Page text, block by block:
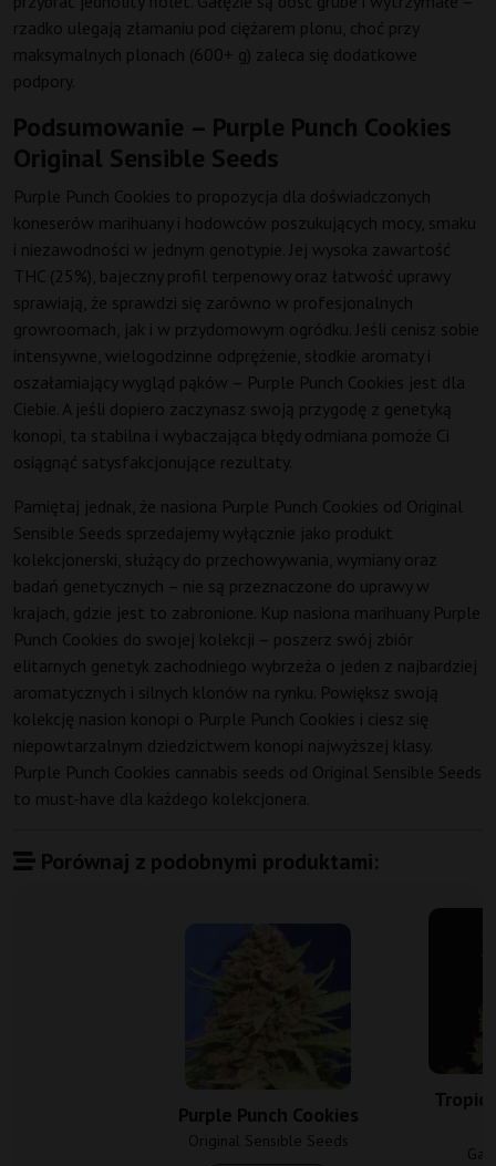
rzadko ulegają złamaniu pod ciężarem plonu, choć przy
maksymalnych plonach (600+ g) zaleca się dodatkowe
podpory.
Podsumowanie – Purple Punch Cookies
Original Sensible Seeds
Purple Punch Cookies to propozycja dla doświadczonych
koneserów marihuany i hodowców poszukujących mocy, smaku
i niezawodności w jednym genotypie. Jej wysoka zawartość
THC (25%), bajeczny profil terpenowy oraz łatwość uprawy
sprawiają, że sprawdzi się zarówno w profesjonalnych
growroomach, jak i w przydomowym ogródku. Jeśli cenisz sobie
intensywne, wielogodzinne odprężenie, słodkie aromaty i
oszałamiający wygląd pąków – Purple Punch Cookies jest dla
Ciebie. A jeśli dopiero zaczynasz swoją przygodę z genetyką
konopi, ta stabilna i wybaczająca błędy odmiana pomoże Ci
osiągnąć satysfakcjonujące rezultaty.
Pamiętaj jednak, że nasiona Purple Punch Cookies od Original
Sensible Seeds sprzedajemy wyłącznie jako produkt
kolekcjonerski, służący do przechowywania, wymiany oraz
badań genetycznych – nie są przeznaczone do uprawy w
krajach, gdzie jest to zabronione. Kup nasiona marihuany Purple
Punch Cookies do swojej kolekcji – poszerz swój zbiór
elitarnych genetyk zachodniego wybrzeża o jeden z najbardziej
aromatycznych i silnych klonów na rynku. Powiększ swoją
kolekcję nasion konopi o Purple Punch Cookies i ciesz się
niepowtarzalnym dziedzictwem konopi najwyższej klasy.
Purple Punch Cookies cannabis seeds od Original Sensible Seeds
to must-have dla każdego kolekcjonera.
Porównaj z podobnymi produktami:
Purple Punch Cookies
Original Sensible Seeds